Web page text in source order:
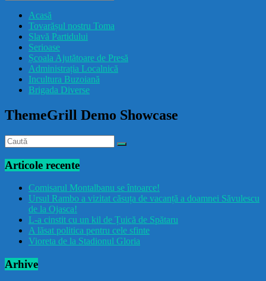
Acasă
Tovarășul nostru Toma
Slavă Partidului
Serioase
Școala Ajutătoare de Presă
Administrația Localnică
Incultura Buzoiană
Brigada Diverse
ThemeGrill Demo Showcase
Articole recente
Comisarul Montalbanu se întoarce!
Ursul Rambo a vizitat căsuța de vacanță a doamnei Săvulescu
de la Ojasca!
L-a cinstit cu un kil de Țuică de Spătaru
A lăsat politica pentru cele sfinte
Vioreta de la Stadionul Gloria
Arhive